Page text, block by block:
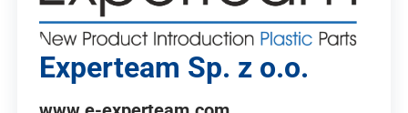
Experteam Sp. z o.o.